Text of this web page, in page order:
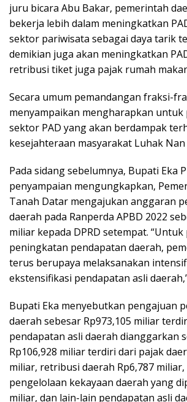
juru bicara Abu Bakar, pemerintah
bekerja lebih dalam meningkatkan
sektor pariwisata sebagai daya tarik
demikian juga akan meningkatkan
retribusi tiket juga pajak rumah
Secara umum pemandangan fraksi-
menyampaikan mengharapkan
sektor PAD yang akan berdampak
kesejahteraan masyarakat Luhak Nan
Pada sidang sebelumnya, Bupati Eka
penyampaian mengungkapkan,
Tanah Datar mengajukan anggaran
daerah pada Ranperda APBD 2022
miliar kepada DPRD setempat.
peningkatan pendapatan daerah,
terus berupaya melaksanakan
ekstensifikasi pendapatan asli
Bupati Eka menyebutkan pengajuan
daerah sebesar Rp973,105 miliar
pendapatan asli daerah dianggarkan
Rp106,928 miliar terdiri dari pajak
miliar, retribusi daerah Rp6,787 miliar,
pengelolaan kekayaan daerah yang
miliar, dan lain-lain pendapatan asli